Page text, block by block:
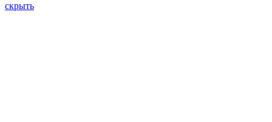
скрыть